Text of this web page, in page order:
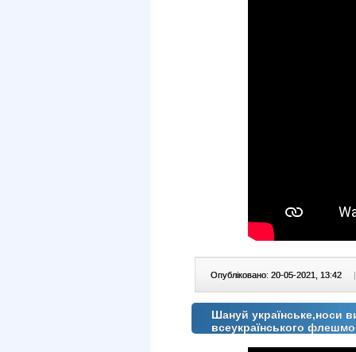
Опубліковано: 20-05-2021, 13:42 |
Шануй українське,носи
всеукраїнського